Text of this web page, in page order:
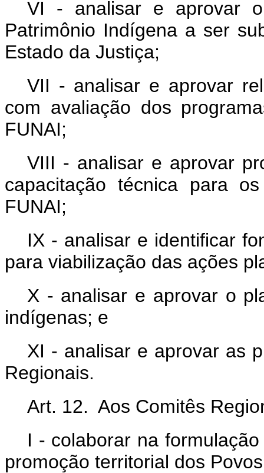
VI - analisar e aprovar
Patrimônio Indígena a ser
Estado da Justiça;
VII - analisar e aprovar
com avaliação dos
FUNAI;
VIII - analisar e aprovar
capacitação técnica para
FUNAI;
IX - analisar e identificar
para viabilização das ações
X - analisar e aprovar o
indígenas; e
XI - analisar e aprovar as
Regionais.
Art. 12. Aos Comitês
I - colaborar na
promoção territorial dos